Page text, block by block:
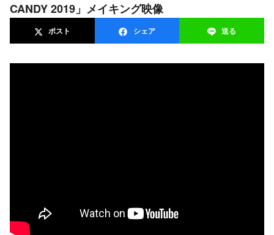
CANDY 2019」メイキング映像
ポスト シェア 送る